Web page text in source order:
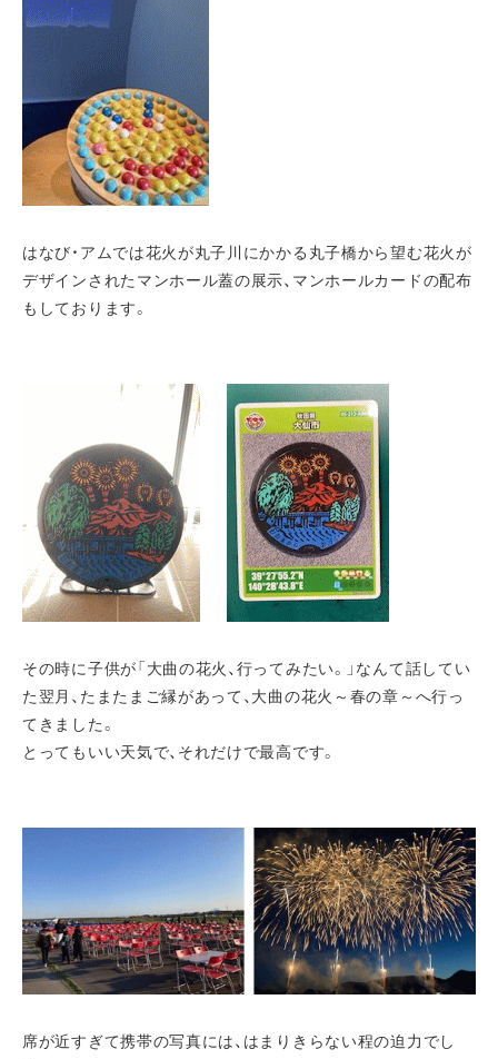
はなび・アムでは花火が丸子川にかかる丸子橋から望む花火が
デザインされたマンホール蓋の展示、マンホールカードの配布
もしております。
その時に子供が「大曲の花火、行ってみたい。」なんて話してい
た翌月、たまたまご縁があって、大曲の花火～春の章～へ行っ
てきました。
とってもいい天気で、それだけで最高です。
席が近すぎて携帯の写真には、はまりきらない程の迫力でし